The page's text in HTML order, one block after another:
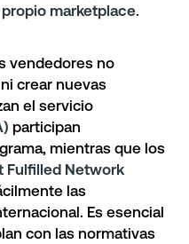
marketplace.
vendedores no
crear nuevas
el servicio
participan
mientras que los
Fulfilled Network
las
Es esencial
con las normativas